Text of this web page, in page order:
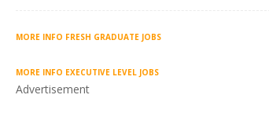
MORE INFO FRESH GRADUATE JOBS
MORE INFO EXECUTIVE LEVEL JOBS
Advertisement